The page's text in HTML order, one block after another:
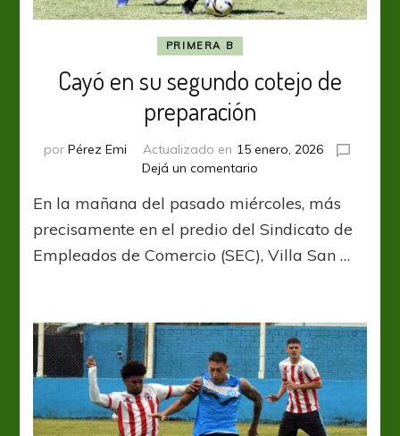
PRIMERA B
Cayó en su segundo cotejo de
preparación
por Pérez Emi Actualizado en 15 enero, 2026
Dejá un comentario
en
su
cotejo
En la mañana del pasado miércoles, más
precisamente en el predio del Sindicato de
Empleados de Comercio (SEC), Villa San …